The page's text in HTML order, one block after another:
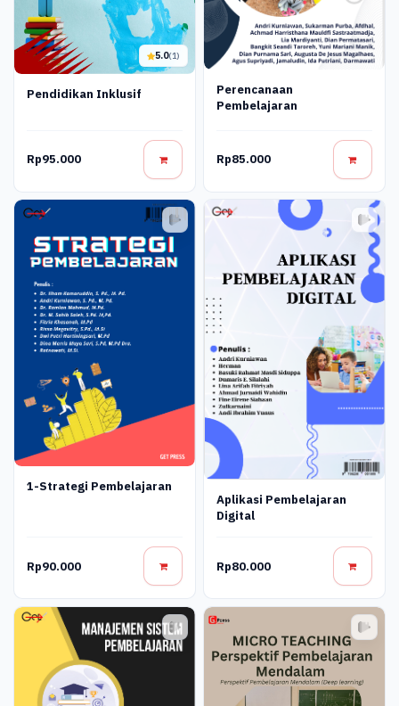
5.0(1)
Pendidikan Inklusif
Rp95.000
Perencanaan
Pembelajaran
Rp85.000
1-Strategi Pembelajaran
Rp90.000
Aplikasi Pembelajaran
Digital
Rp80.000